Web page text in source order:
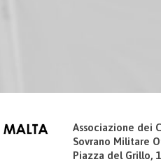
Associazione dei
Sovrano Militare
Piazza del Grillo,